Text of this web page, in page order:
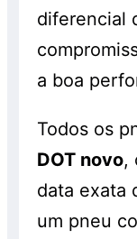
diferencial
a boa
Todos os
DOT novo,
data exata
um pneu